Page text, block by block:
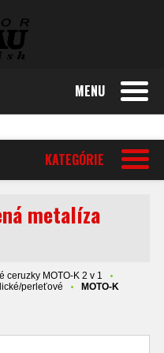
MENU
KATEGÓRIE
metalíza
ceruzky MOTO-K 2 v 1
perleťové
MOTO-K